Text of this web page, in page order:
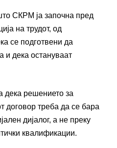
СКРМ ја започна пред
на трудот, од
се подготвени да
и дека остануваат
дека решението за
договор треба да се бара
дијалог, а не преку
квалификации.